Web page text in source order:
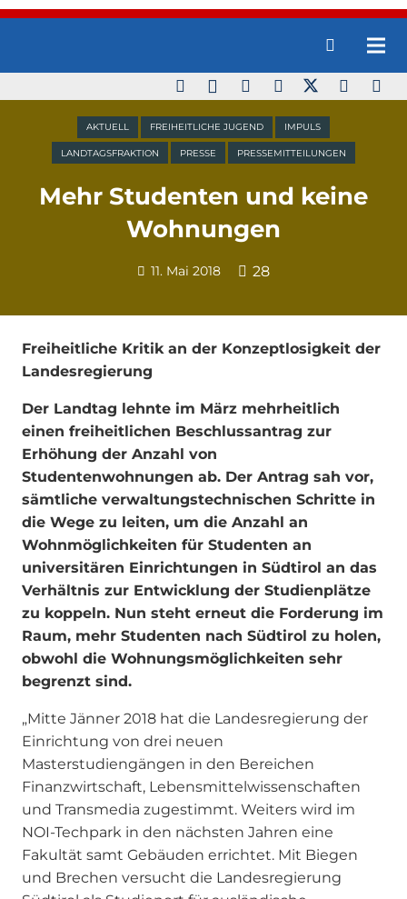
AKTUELL FREIHEITLICHE JUGEND IMPULS
LANDTAGSFRAKTION PRESSE PRESSEMITTEILUNGEN
Mehr Studenten und keine
Wohnungen
11. Mai 2018 28
Freiheitliche Kritik an der Konzeptlosigkeit der
Landesregierung
Der Landtag lehnte im März mehrheitlich
einen freiheitlichen Beschlussantrag zur
Erhöhung der Anzahl von
Studentenwohnungen ab. Der Antrag sah vor,
sämtliche verwaltungstechnischen Schritte in
die Wege zu leiten, um die Anzahl an
Wohnmöglichkeiten für Studenten an
universitären Einrichtungen in Südtirol an das
Verhältnis zur Entwicklung der Studienplätze
zu koppeln. Nun steht erneut die Forderung im
Raum, mehr Studenten nach Südtirol zu holen,
obwohl die Wohnungsmöglichkeiten sehr
begrenzt sind.
„Mitte Jänner 2018 hat die Landesregierung der
Einrichtung von drei neuen
Masterstudiengängen in den Bereichen
Finanzwirtschaft, Lebensmittelwissenschaften
und Transmedia zugestimmt. Weiters wird im
NOI-Techpark in den nächsten Jahren eine
Fakultät samt Gebäuden errichtet. Mit Biegen
und Brechen versucht die Landesregierung